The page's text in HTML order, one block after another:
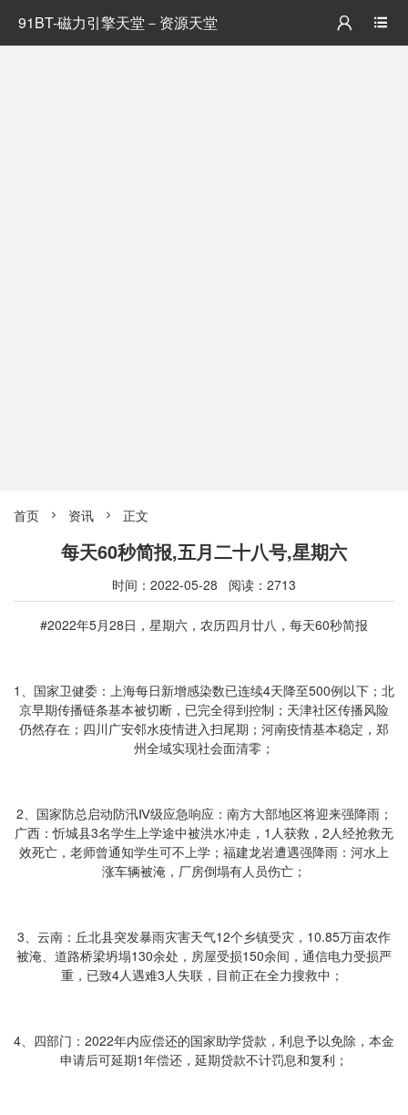
91BT-磁力引擎天堂－资源天堂 

首页  资讯  正文
每天60秒简报,五月二十八号,星期六
时间：2022-05-28 阅读：2713
#2022年5月28日，星期六，农历四月廿八，每天60秒简报
1、国家卫健委：上海每日新增感染数已连续4天降至500例以下；北
京早期传播链条基本被切断，已完全得到控制；天津社区传播风险
仍然存在；四川广安邻水疫情进入扫尾期；河南疫情基本稳定，郑
州全域实现社会面清零；
2、国家防总启动防汛Ⅳ级应急响应：南方大部地区将迎来强降雨；
广西：忻城县3名学生上学途中被洪水冲走，1人获救，2人经抢救无
效死亡，老师曾通知学生可不上学；福建龙岩遭遇强降雨：河水上
涨车辆被淹，厂房倒塌有人员伤亡；
3、云南：丘北县突发暴雨灾害天气12个乡镇受灾，10.85万亩农作
被淹、道路桥梁坍塌130余处，房屋受损150余间，通信电力受损严
重，已致4人遇难3人失联，目前正在全力搜救中；
4、四部门：2022年内应偿还的国家助学贷款，利息予以免除，本金
申请后可延期1年偿还，延期贷款不计罚息和复利；